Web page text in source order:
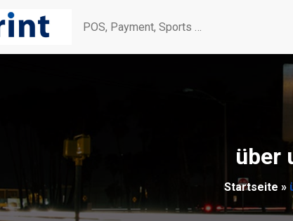
POS, Payment, Sports …
über
Startseite »